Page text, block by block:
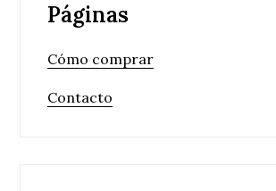
Páginas
Cómo comprar
Contacto